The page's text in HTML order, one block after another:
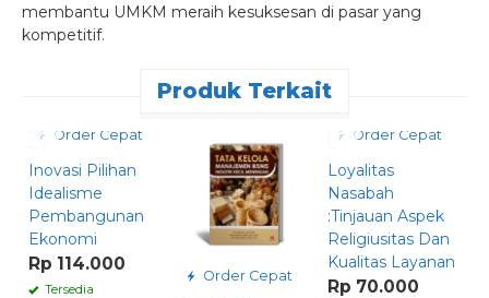
membantu UMKM meraih kesuksesan di pasar yang
kompetitif.
Produk Terkait
Order Cepat
Inovasi Pilihan
Idealisme
Pembangunan
Ekonomi
Rp 114.000
Tersedia
Order Cepat
Order Cepat
Loyalitas
Nasabah
:Tinjauan Aspek
Religiusitas Dan
Kualitas Layanan
Rp 70.000